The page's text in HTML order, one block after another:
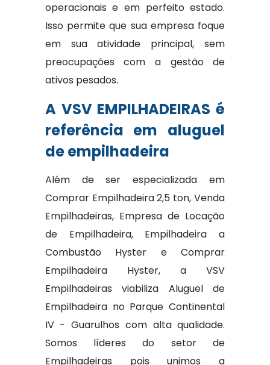
operacionais e em perfeito estado.
Isso permite que sua empresa foque
em sua atividade principal, sem
preocupações com a gestão de
ativos pesados.
A VSV EMPILHADEIRAS é
referência em aluguel
de empilhadeira
Além de ser especializada em
Comprar Empilhadeira 2,5 ton, Venda
Empilhadeiras, Empresa de Locação
de Empilhadeira, Empilhadeira a
Combustão Hyster e Comprar
Empilhadeira Hyster, a VSV
Empilhadeiras viabiliza Aluguel de
Empilhadeira no Parque Continental
IV - Guarulhos com alta qualidade.
Somos líderes do setor de
Empilhadeiras pois unimos a